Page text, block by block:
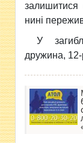
залишитися
нині
У
дружина, 12-